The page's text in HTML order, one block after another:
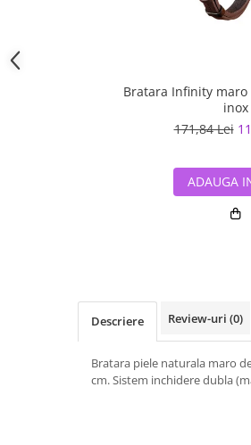
Bratara Infinity
inox
171,84 Lei
ADAUGA
Descriere Review-uri (0)
Bratara piele naturala maro
cm. Sistem inchidere dubla